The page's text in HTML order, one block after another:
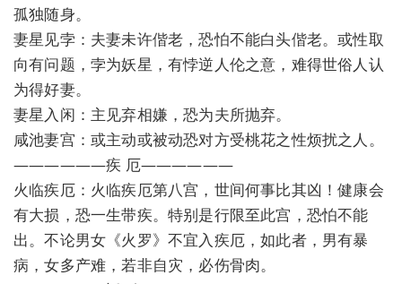
孤独随身。
妻星见孛：夫妻未许偕老，恐怕不能白头偕老。或性取
向有问题，孛为妖星，有悖逆人伦之意，难得世俗人认
为得好妻。
妻星入闲：主见弃相嫌，恐为夫所抛弃。
咸池妻宫：或主动或被动恐对方受桃花之性烦扰之人。
——————疾 厄——————
火临疾厄：火临疾厄第八宫，世间何事比其凶！健康会
有大损，恐一生带疾。特别是行限至此宫，恐怕不能
出。不论男女《火罗》不宜入疾厄，如此者，男有暴
病，女多产难，若非自灾，必伤骨肉。